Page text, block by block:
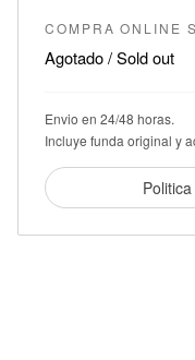
COMPRA ONLINE
Agotado / Sold out
Envio en 24/48 horas.
Incluye funda original y